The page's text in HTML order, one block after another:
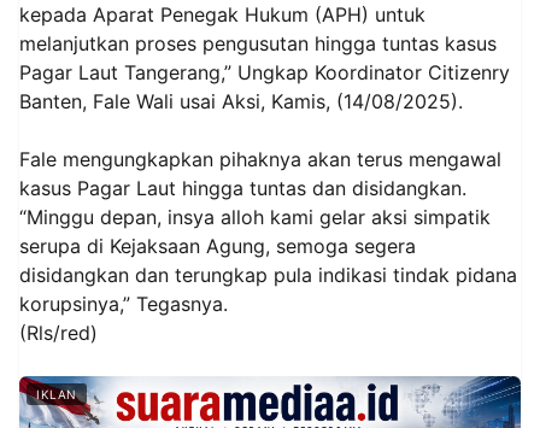
kepada Aparat Penegak Hukum (APH) untuk
melanjutkan proses pengusutan hingga tuntas kasus
Pagar Laut Tangerang,” Ungkap Koordinator Citizenry
Banten, Fale Wali usai Aksi, Kamis, (14/08/2025).
Fale mengungkapkan pihaknya akan terus mengawal
kasus Pagar Laut hingga tuntas dan disidangkan.
“Minggu depan, insya alloh kami gelar aksi simpatik
serupa di Kejaksaan Agung, semoga segera
disidangkan dan terungkap pula indikasi tindak pidana
korupsinya,” Tegasnya.
(Rls/red)
IKLAN